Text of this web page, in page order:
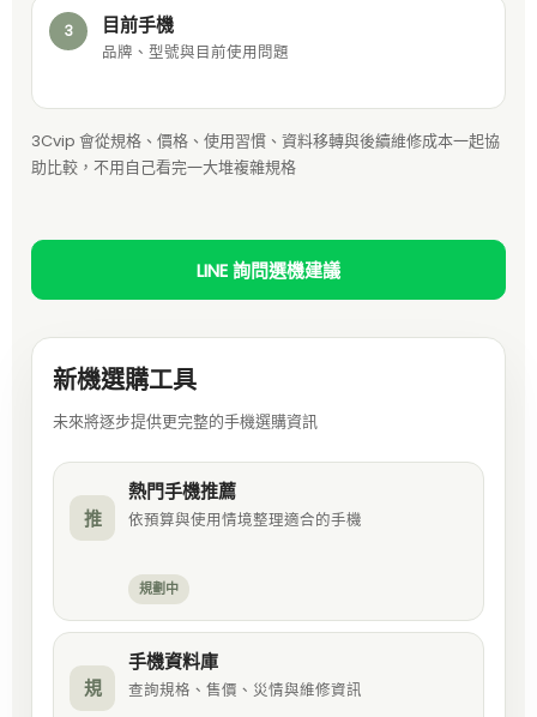
3 目前手機
品牌、型號與目前使用問題
3Cvip 會從規格、價格、使用習慣、資料移轉與後續維修成本一起協
助比較，不用自己看完一大堆複雜規格
LINE 詢問選機建議
新機選購工具
未來將逐步提供更完整的手機選購資訊
推
熱門手機推薦
依預算與使用情境整理適合的手機
規劃中
規
手機資料庫
查詢規格、售價、災情與維修資訊